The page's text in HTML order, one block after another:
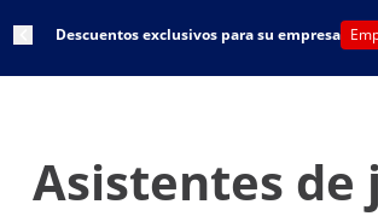
Descuentos exclusivos para su empresa
Asistentes de